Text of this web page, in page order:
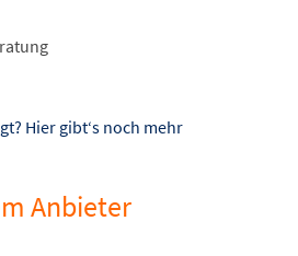
Hier gibt‘s noch mehr
Anbieter